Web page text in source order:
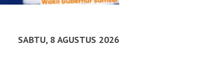
SABTU, 8 AGUSTUS 2026